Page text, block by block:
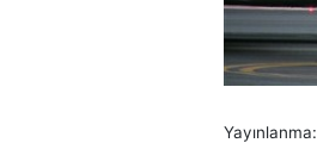
Yayınlanma: